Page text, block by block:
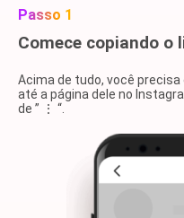
Passo 1
Comece copiando o
Acima de tudo, você precisa
até a página dele no
de ” ⋮ “.